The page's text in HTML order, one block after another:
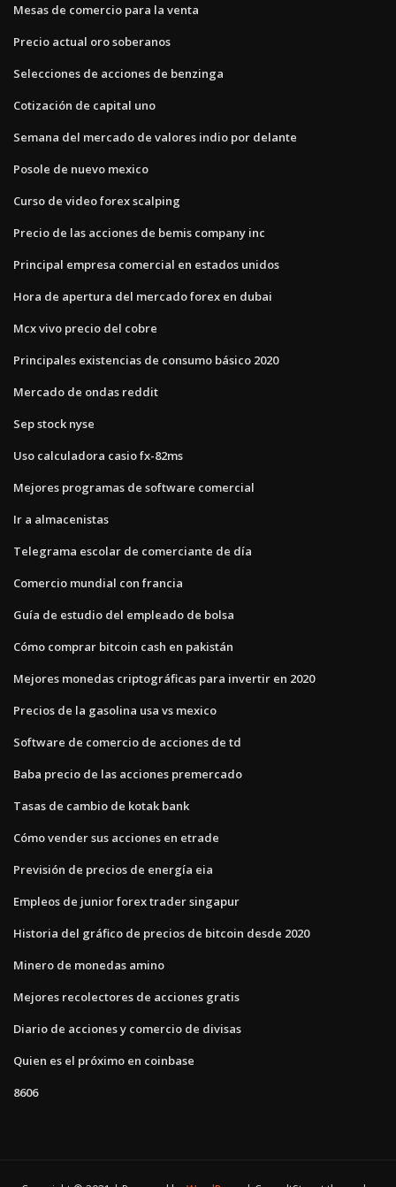
Mesas de comercio para la venta
Precio actual oro soberanos
Selecciones de acciones de benzinga
Cotización de capital uno
Semana del mercado de valores indio por delante
Posole de nuevo mexico
Curso de video forex scalping
Precio de las acciones de bemis company inc
Principal empresa comercial en estados unidos
Hora de apertura del mercado forex en dubai
Mcx vivo precio del cobre
Principales existencias de consumo básico 2020
Mercado de ondas reddit
Sep stock nyse
Uso calculadora casio fx-82ms
Mejores programas de software comercial
Ir a almacenistas
Telegrama escolar de comerciante de día
Comercio mundial con francia
Guía de estudio del empleado de bolsa
Cómo comprar bitcoin cash en pakistán
Mejores monedas criptográficas para invertir en 2020
Precios de la gasolina usa vs mexico
Software de comercio de acciones de td
Baba precio de las acciones premercado
Tasas de cambio de kotak bank
Cómo vender sus acciones en etrade
Previsión de precios de energía eia
Empleos de junior forex trader singapur
Historia del gráfico de precios de bitcoin desde 2020
Minero de monedas amino
Mejores recolectores de acciones gratis
Diario de acciones y comercio de divisas
Quien es el próximo en coinbase
8606